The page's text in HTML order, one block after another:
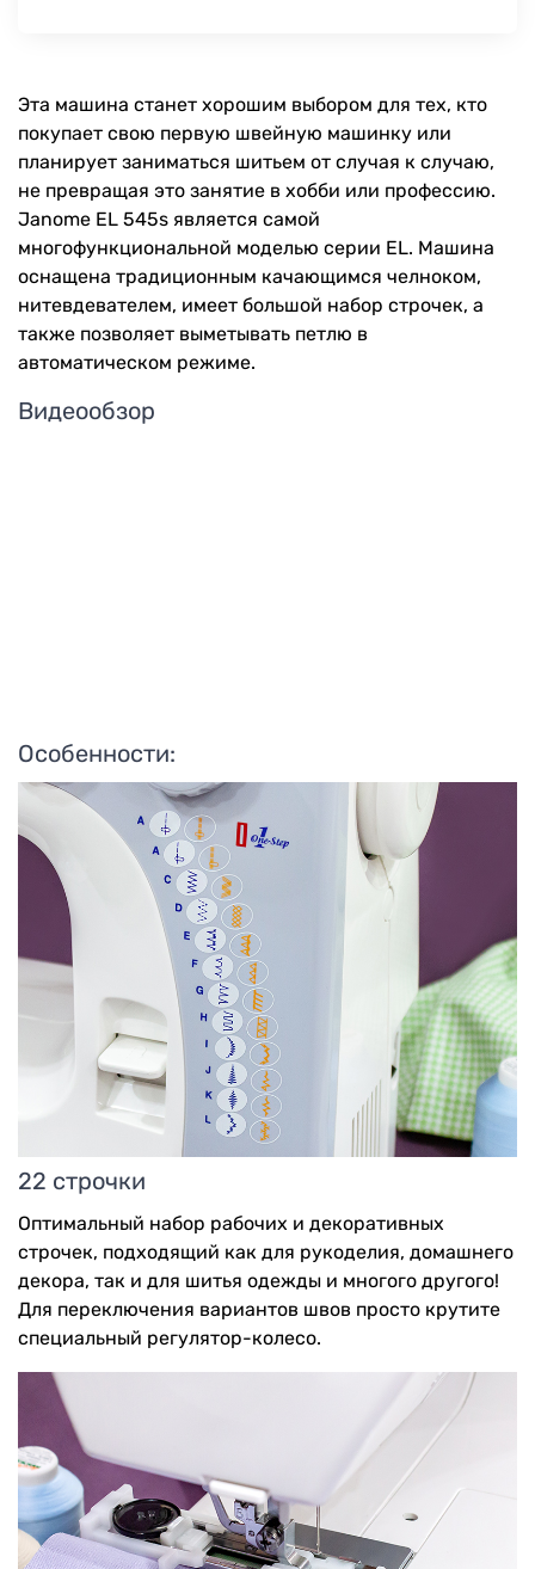
Эта машина станет хорошим выбором для тех, кто
покупает свою первую швейную машинку или
планирует заниматься шитьем от случая к случаю,
не превращая это занятие в хобби или профессию.
Janome EL 545s является самой
многофункциональной моделью серии EL. Машина
оснащена традиционным качающимся челноком,
нитевдевателем, имеет большой набор строчек, а
также позволяет выметывать петлю в
автоматическом режиме.
Видеообзор
Особенности:
22 строчки
Оптимальный набор рабочих и декоративных
строчек, подходящий как для рукоделия, домашнего
декора, так и для шитья одежды и многого другого!
Для переключения вариантов швов просто крутите
специальный регулятор-колесо.